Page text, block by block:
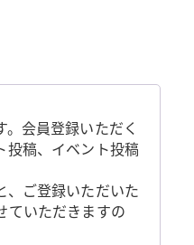
会員登録いただく
投稿、イベント投稿
、ご登録いただいた
ていただきますの